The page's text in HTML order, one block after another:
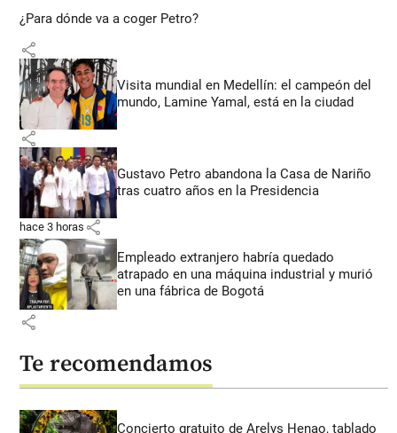
¿Para dónde va a coger Petro?
share
Visita mundial en Medellín: el campeón del
mundo, Lamine Yamal, está en la ciudad
share
Gustavo Petro abandona la Casa de Nariño
tras cuatro años en la Presidencia
hace 3 horas share
Empleado extranjero habría quedado
atrapado en una máquina industrial y murió
en una fábrica de Bogotá
share
Te recomendamos
Concierto gratuito de Arelys Henao, tablado